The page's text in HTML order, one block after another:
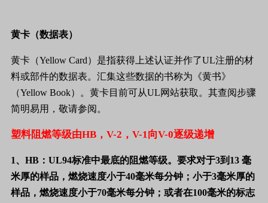
黄卡（数据表）
黄卡（Yellow Card）是指获得上述认证并作了UL注册的材
料或部件的数据表。汇集这些数据的书称为《黄书》
（Yellow Book）。黄卡目前可从UL网站获取。其查阅步骤
简明易用，敬请参阅。
塑料阻燃等级由HB ， V-2 ， V-1向V-0逐级递增
1、 HB ： UL94标准中最底的阻燃等级。要求对于3到 13 毫
米厚的样品，燃烧速度小于40毫米每分钟；小于3毫米厚的
样品，燃烧速度小于70毫米每分钟；或者在100毫米的标志